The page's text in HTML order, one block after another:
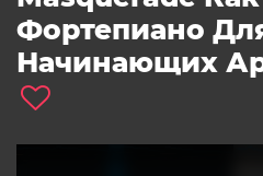
Фортепиано
Начинающих